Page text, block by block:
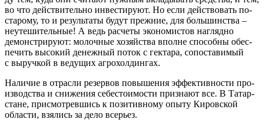
во что дей­стви­тель­но инве­сти­ру­ют. Но если дей­ство­вать по-
ста­ро­му, то и резуль­та­ты будут преж­ние, для боль­шин­ства –
неуте­ши­тель­ные! А ведь рас­че­ты эко­но­ми­стов нагляд­но
демон­стри­ру­ют: молоч­ные хозяй­ства вполне спо­соб­ны обес­
пе­чить высо­кий денеж­ный поток с гек­та­ра, сопо­ста­ви­мый
с выруч­кой в веду­щих агрохолдингах.
Нали­чие в отрас­ли резер­вов повы­ше­ния эффек­тив­но­сти про­
из­вод­ства и сни­же­ния себе­сто­и­мо­сти при­зна­ют все. В Татар­
стане, при­смот­рев­шись к пози­тив­но­му опы­ту Киров­ской
обла­сти, взя­лись за дело всерьез.